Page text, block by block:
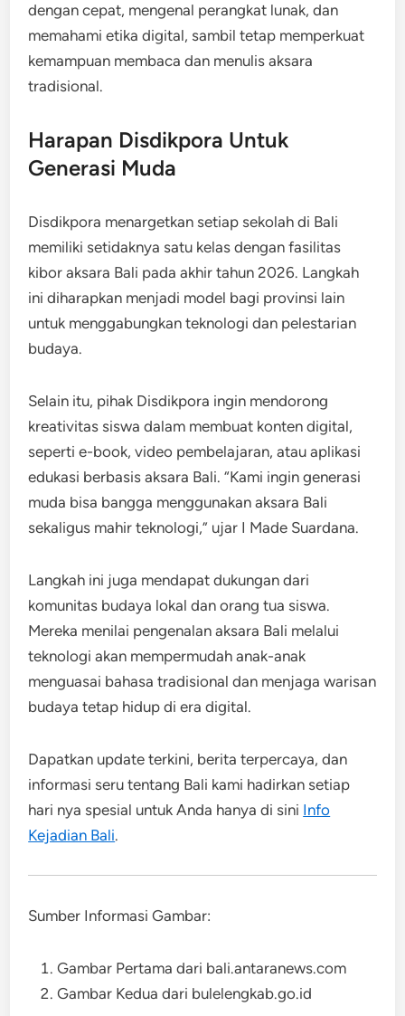
dengan cepat, mengenal perangkat lunak, dan
memahami etika digital, sambil tetap memperkuat
kemampuan membaca dan menulis aksara
tradisional.
Harapan Disdikpora Untuk
Generasi Muda
Disdikpora menargetkan setiap sekolah di Bali
memiliki setidaknya satu kelas dengan fasilitas
kibor aksara Bali pada akhir tahun 2026. Langkah
ini diharapkan menjadi model bagi provinsi lain
untuk menggabungkan teknologi dan pelestarian
budaya.
Selain itu, pihak Disdikpora ingin mendorong
kreativitas siswa dalam membuat konten digital,
seperti e-book, video pembelajaran, atau aplikasi
edukasi berbasis aksara Bali. “Kami ingin generasi
muda bisa bangga menggunakan aksara Bali
sekaligus mahir teknologi,” ujar I Made Suardana.
Langkah ini juga mendapat dukungan dari
komunitas budaya lokal dan orang tua siswa.
Mereka menilai pengenalan aksara Bali melalui
teknologi akan mempermudah anak-anak
menguasai bahasa tradisional dan menjaga warisan
budaya tetap hidup di era digital.
Dapatkan update terkini, berita terpercaya, dan
informasi seru tentang Bali kami hadirkan setiap
hari nya spesial untuk Anda hanya di sini Info
Kejadian Bali.
Sumber Informasi Gambar:
Gambar Pertama dari bali.antaranews.com
Gambar Kedua dari bulelengkab.go.id